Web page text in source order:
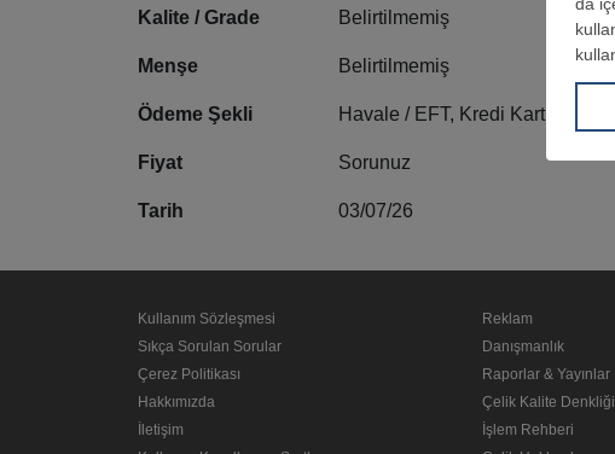
Kalite / Grade Belirtilmemiş
Menşe Belirtilmemiş
Ödeme Şekli Havale / EFT, Kredi Kartı
Fiyat Sorunuz
Tarih 03/07/26
Kullanım Sözleşmesi
Sıkça Sorulan Sorular
Çerez Politikası
Hakkımızda
İletişim
Reklam
Danışmanlık
Raporlar & Yayınlar
Çelik Kalite Denkliği
İşlem Rehberi